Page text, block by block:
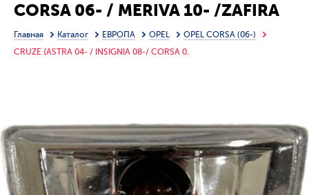
CORSA 06- / MERIVA 10- /ZAFIRA
04-} ПОВТОРИТЕЛЬ ПОВОРОТА В
КРЫЛО ЛЕВ (КИТАЙ)
Главная Каталог ЕВРОПА OPEL
OPEL CORSA (06-)
CRUZE {ASTRA 04- / INSIGNIA 08-/ CORSA 0.